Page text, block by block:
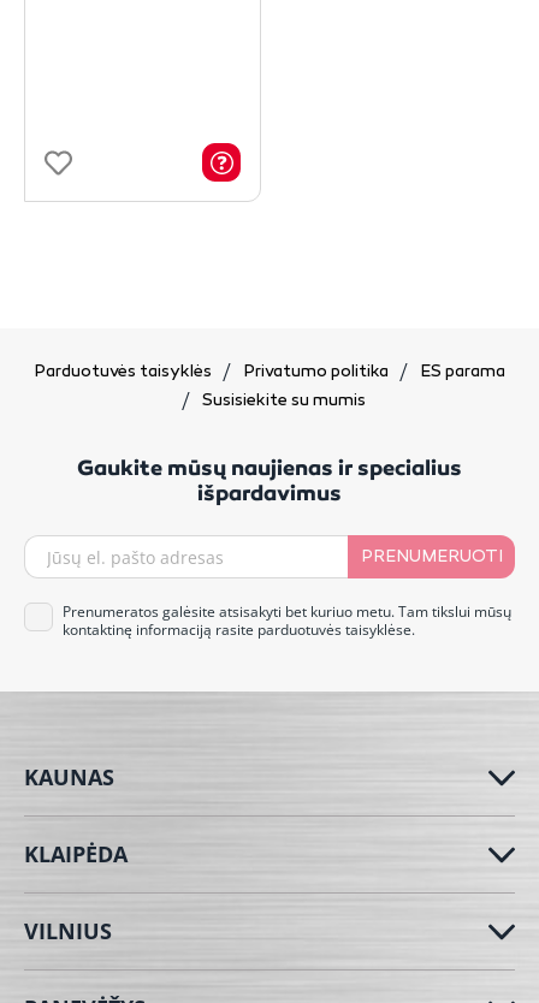
Parduotuvės taisyklės Privatumo politika
ES parama
Susisiekite su mumis
Gaukite mūsų naujienas ir specialius
išpardavimus
PRENUMERUOTI
Prenumeratos galėsite atsisakyti bet kuriuo metu. Tam tikslui mūsų
kontaktinę informaciją rasite parduotuvės taisyklėse.
KAUNAS
KLAIPĖDA
VILNIUS